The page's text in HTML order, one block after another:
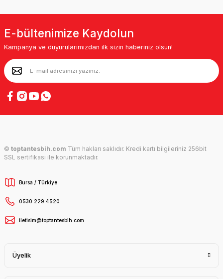
E-bültenimize Kaydolun
Kampanya ve duyurularımızdan ilk sizin haberiniz olsun!
© toptantesbih.com Tüm hakları saklıdır. Kredi kartı bilgileriniz 256bit
SSL sertifikası ile korunmaktadır.
Bursa / Türkiye
0530 229 4520
iletisim@toptantesbih.com
Üyelik